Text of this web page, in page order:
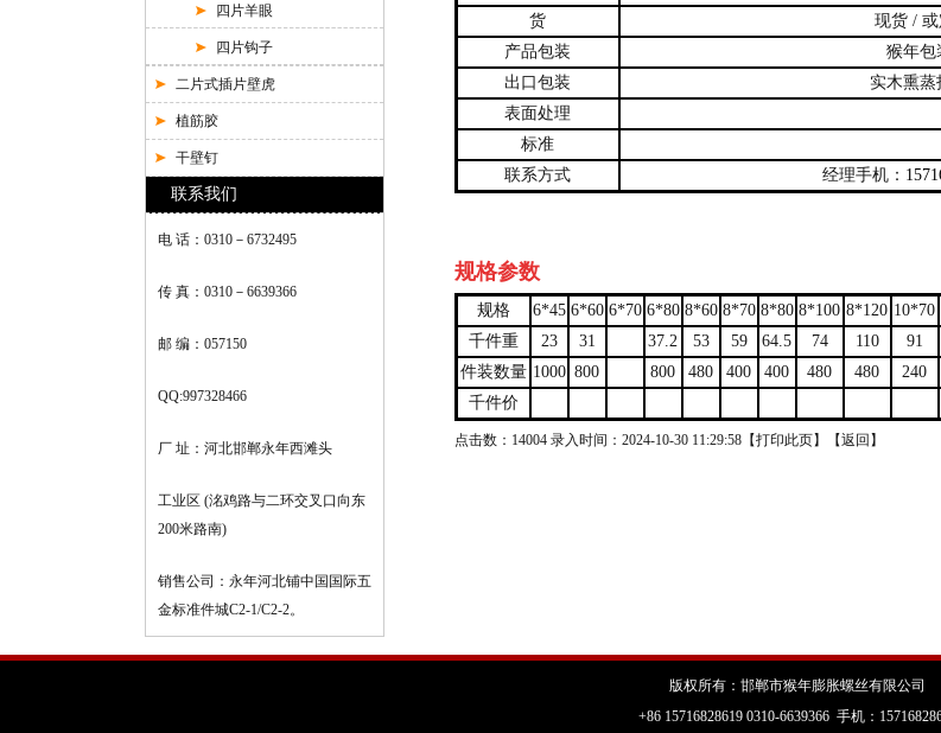
四片羊眼
四片钩子
二片式插片壁虎
植筋胶
干壁钉
联系我们
电 话：0310－6732495
传 真：0310－6639366
邮 编：057150
QQ:997328466
厂 址：河北邯郸永年西滩头
工业区 (洺鸡路与二环交叉口向东
200米路南)
销售公司：永年河北铺中国国际五
金标准件城C2-1/C2-2。
货
现货 /
产品包装
猴年包
出口包装
实木熏蒸
表面处理
标准
联系方式
经理手机：
规格参数
规格 6*45 6*60 6*70 6*80 8*60 8*70 8*80 8*100 8*120 10*70
千件重
23 31 37.2 53 59 64.5 74 110 91
件装数量 1000 800 800 480 400 400 480 480 240
千件价
点击数：14004 录入时间：2024-10-30 11:29:58【打印此页】【返回 】
版权所有：邯郸市猴年膨胀螺丝有限公司
+86 15716828619 0310-6639366 手机：